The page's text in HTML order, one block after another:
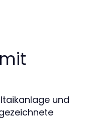
und